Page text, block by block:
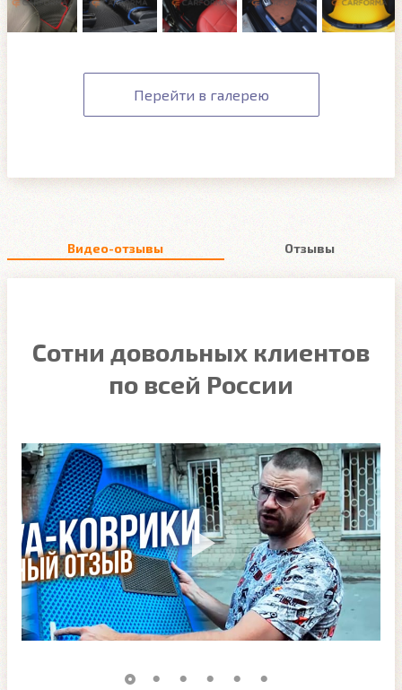
Перейти в галерею
Видео-отзывы Отзывы
Сотни довольных клиентов
по всей России